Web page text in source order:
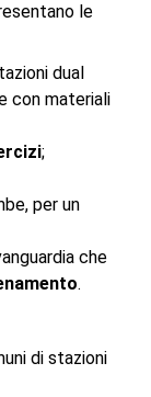
le
dual
con materiali
;
per un
che
.
di stazioni